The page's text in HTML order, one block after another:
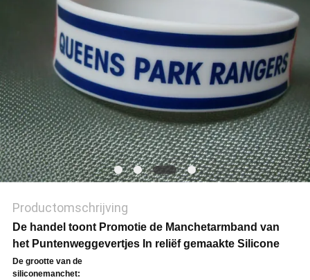
Productomschrijving
De handel toont Promotie de Manchetarmband van
het Puntenweggevertjes In reliëf gemaakte Silicone
De grootte van de
siliconemanchet: